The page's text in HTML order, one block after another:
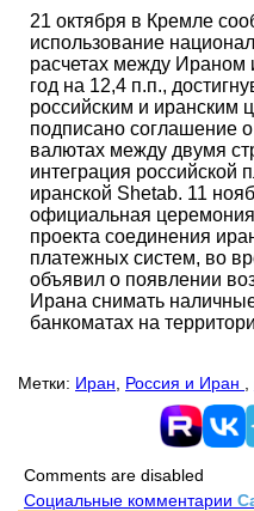
21 октября в Кремле
использование
расчетах между Ираном
год на 12,4 п.п.,
российским и иранским
подписано соглашение
валютах между двумя
интеграция
иранской Shetab. 11
официальная церемония
проекта соединения
платежных систем, во
объявил о появлении
Ирана снимать
банкоматах на
Метки: Иран Россия и Иран
Comments are disabled
Социальные комментарии